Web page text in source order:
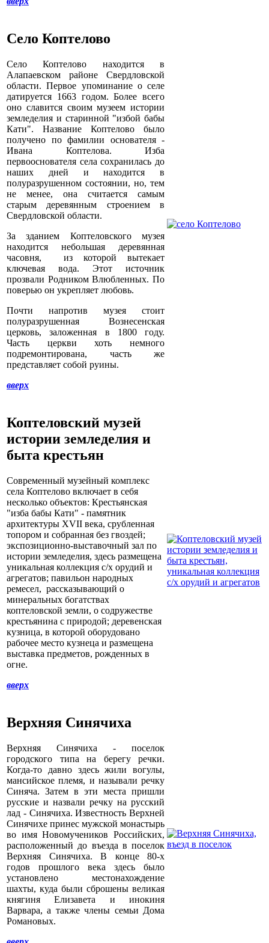
Село Коптелово
Село Коптелово находится в
Алапаевском районе Свердловской
области. Первое упоминание о селе
датируется 1663 годом. Более всего
оно славится своим музеем истории
земледелия и старинной "избой бабы
Кати". Название Коптелово было
получено по фамилии основателя -
Ивана Коптелова. Изба
первооснователя села сохранилась до
наших дней и находится в
полуразрушенном состоянии, но, тем
не менее, она считается самым
старым деревянным строением в
Свердловской области.
За зданием Коптеловского музея
находится небольшая деревянная
часовня, из которой вытекает
ключевая вода. Этот источник
прозвали Родником Влюбленных. По
поверью он укрепляет любовь.
Почти напротив музея стоит
полуразрушенная Вознесенская
церковь, заложенная в 1800 году.
Часть церкви хоть немного
подремонтирована, часть же
представляет собой руины.
вверх
Коптеловский музей
истории земледелия и
быта крестьян
Современный музейный комплекс
села Коптелово включает в себя
несколько объектов: Крестьянская
"изба бабы Кати" - памятник
архитектуры XVII века, срубленная
топором и собранная без гвоздей;
экспозиционно-выставочный зал по
истории земледелия, здесь размещена
уникальная коллекция с/х орудий и
агрегатов; павильон народных
ремесел, рассказывающий о
минеральных богатствах
коптеловской земли, о содружестве
крестьянина с природой; деревенская
кузница, в которой оборудовано
рабочее место кузнеца и размещена
выставка предметов, рожденных в
огне.
вверх
Верхняя Синячиха
Верхняя Синячиха - поселок
городского типа на берегу речки.
Когда-то давно здесь жили вогулы,
мансийское племя, и называли речку
Синяча. Затем в эти места пришли
русские и назвали речку на русский
лад - Синячиха. Известность Верхней
Синячихе принес мужской монастырь
во имя Новомучеников Российских,
расположенный до въезда в поселок
Верхняя Синячиха. В конце 80-х
годов прошлого века здесь было
установлено местонахождение
шахты, куда были сброшены великая
княгиня Елизавета и инокиня
Варвара, а также члены семьи Дома
Романовых.